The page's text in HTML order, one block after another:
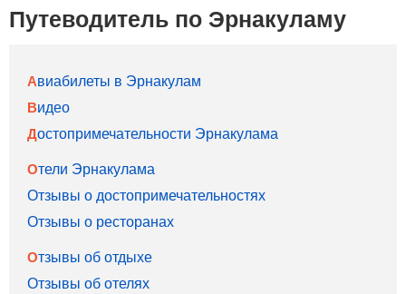
Путеводитель по Эрнакуламу
Авиабилеты в Эрнакулам
Видео
Достопримечательности Эрнакулама
Отели Эрнакулама
Отзывы о достопримечательностях
Отзывы о ресторанах
Отзывы об отдыхе
Отзывы об отелях